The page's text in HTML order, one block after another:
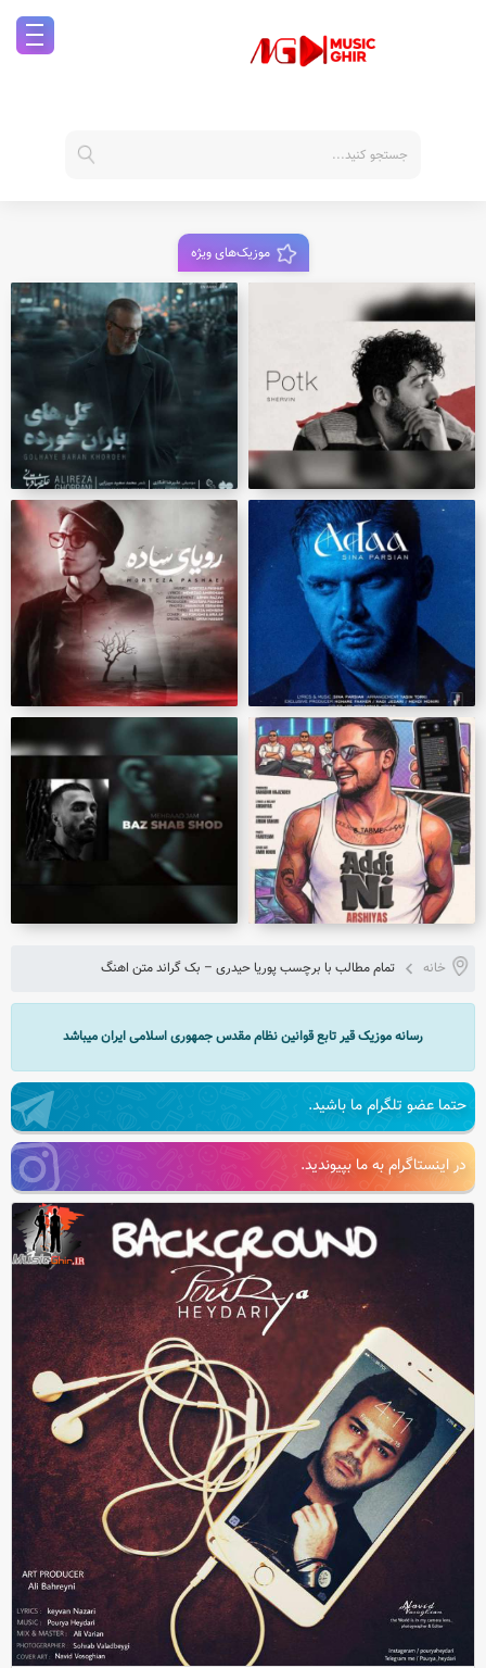
موزیک‌های ویژه
خانه تمام مطالب با برچسب پوریا حیدری – بک گراند متن اهنگ
رسانه موزیک قیر تابع قوانین نظام مقدس جمهوری اسلامی ایران میباشد
حتما عضو تلگرام ما باشید.
در اینستاگرام به ما بپیوندید.